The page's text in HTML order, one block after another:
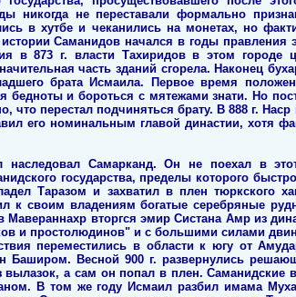
никогда не переставали формально
в хутбе и чеканились на монетах, но
Саманидов начался в годы правления
в 873 г. власти Тахиридов в этом городе
часть зданий сгорела. Наконец
брата Исмаила. Первое время
и бороться с мятежами знати. Но
что перестал подчиняться брату. В 888 г.
его номинальным главой династии, хотя
наследовал Самарканд. Он не поехал в
государства, пределы которого
Таразом и захватил в плен тюркского
к своим владениям богатые серебряные
Мавераннахр вторгся эмир Систана Амр из
и простолюдинов" и с большими силами
переместились в области к югу от
Весной 900 г. развернулись
а сам он попал в плен. Саманидские
В том же году Исмаил разбил имама